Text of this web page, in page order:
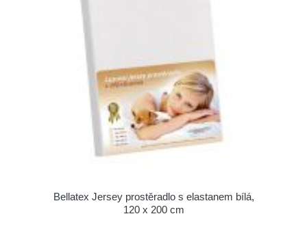
Bellatex Jersey prostěradlo s elastanem bílá,
120 x 200 cm